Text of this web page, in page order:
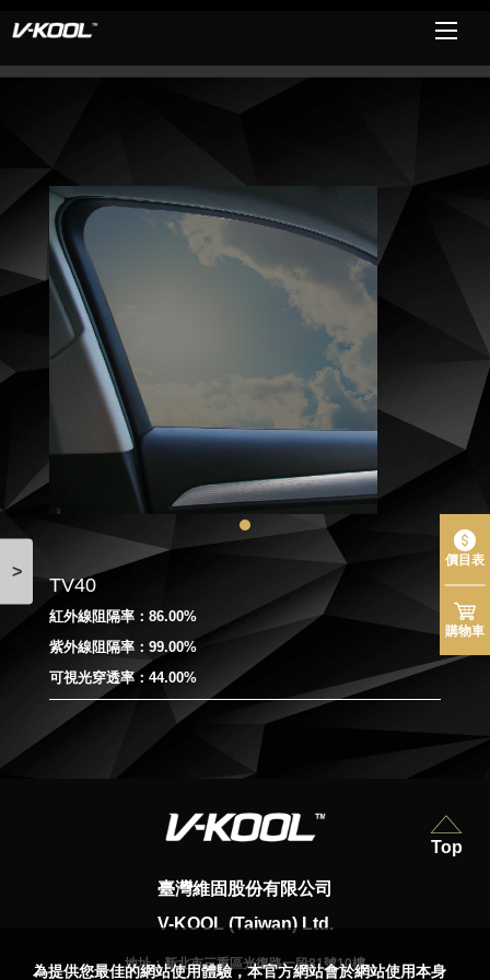
>
TV40
紅外線阻隔率：86.00%
紫外線阻隔率：99.00%
可視光穿透率：44.00%
臺灣維固股份有限公司
V-KOOL (Taiwan) Ltd.
地址：新北市三重區光復路一段81號10樓
Top
價目表
購物車
為提供您最佳的網站使用體驗，本官方網站會於網站使用本身